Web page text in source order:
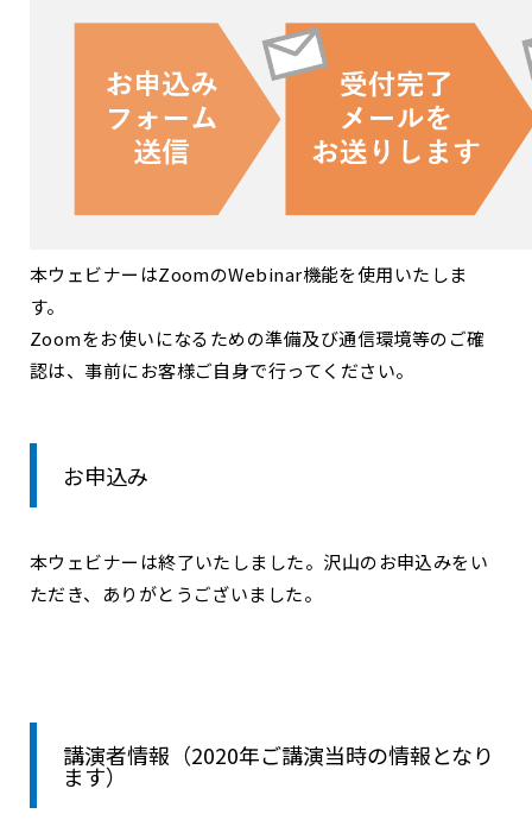
本ウェビナーはZoomのWebinar機能を使用いたしま
す。
Zoomをお使いになるための準備及び通信環境等のご確
認は、事前にお客様ご自身で行ってください。
お申込み
本ウェビナーは終了いたしました。沢山のお申込みをい
ただき、ありがとうございました。
講演者情報（2020年ご講演当時の情報となり
ます）